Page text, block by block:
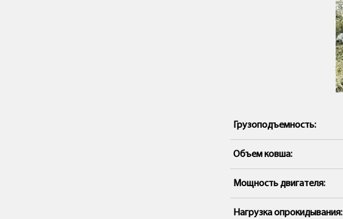
Грузоподъемность:
Объем ковша:
Мощность двигателя:
Нагрузка опрокидывания: